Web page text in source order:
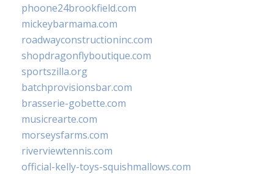
phoone24brookfield.com
mickeybarmama.com
roadwayconstructioninc.com
shopdragonflyboutique.com
sportszilla.org
batchprovisionsbar.com
brasserie-gobette.com
musicrearte.com
morseysfarms.com
riverviewtennis.com
official-kelly-toys-squishmallows.com